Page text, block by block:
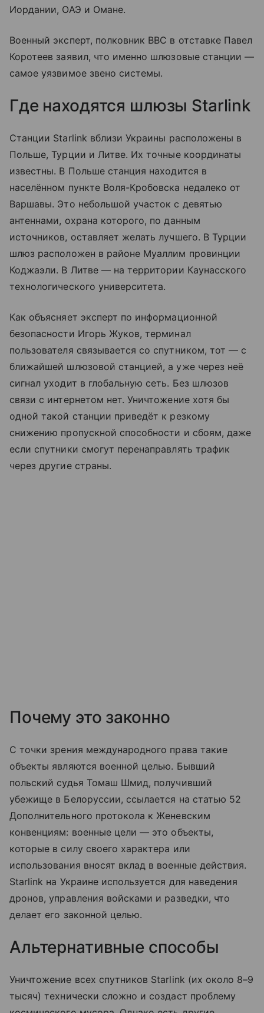
Иордании, ОАЭ и Омане.
Военный эксперт, полковник ВВС в отставке Павел
Коротеев заявил, что именно шлюзовые станции —
самое уязвимое звено системы.
Где находятся шлюзы Starlink
Станции Starlink вблизи Украины расположены в
Польше, Турции и Литве. Их точные координаты
известны. В Польше станция находится в
населённом пункте Воля-Кробовска недалеко от
Варшавы. Это небольшой участок с девятью
антеннами, охрана которого, по данным
источников, оставляет желать лучшего. В Турции
шлюз расположен в районе Муаллим провинции
Коджаэли. В Литве — на территории Каунасского
технологического университета.
Как объясняет эксперт по информационной
безопасности Игорь Жуков, терминал
пользователя связывается со спутником, тот — с
ближайшей шлюзовой станцией, а уже через неё
сигнал уходит в глобальную сеть. Без шлюзов
связи с интернетом нет. Уничтожение хотя бы
одной такой станции приведёт к резкому
снижению пропускной способности и сбоям, даже
если спутники смогут перенаправлять трафик
через другие страны.
Почему это законно
С точки зрения международного права такие
объекты являются военной целью. Бывший
польский судья Томаш Шмид, получивший
убежище в Белоруссии, ссылается на статью 52
Дополнительного протокола к Женевским
конвенциям: военные цели — это объекты,
которые в силу своего характера или
использования вносят вклад в военные действия.
Starlink на Украине используется для наведения
дронов, управления войсками и разведки, что
делает его законной целью.
Альтернативные способы
Уничтожение всех спутников Starlink (их около 8–9
тысяч) технически сложно и создаст проблему